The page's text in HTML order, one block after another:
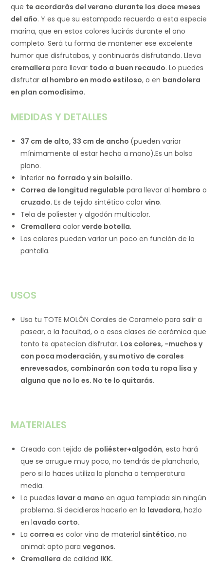
que te acordarás del verano durante los doce meses
del año. Y es que su estampado recuerda a esta especie
marina, que en estos colores lucirás durante el año
completo. Será tu forma de mantener ese excelente
humor que disfrutabas, y continuarás disfrutando. Lleva
cremallera para llevar todo a buen recaudo. Lo puedes
disfrutar al hombro en modo estiloso, o en bandolera
en plan comodísimo.
MEDIDAS Y DETALLES
37 cm de alto, 33 cm de ancho (pueden variar
mínimamente al estar hecha a mano).Es un bolso
plano.
Interior no forrado y sin bolsillo.
Correa de longitud regulable para llevar al hombro o
cruzado. Es de tejido sintético colorvino.
Tela de poliester y algodón multicolor.
Cremallera colorverde botella.
Los colores pueden variar un poco en función de la
pantalla.
USOS
Usa tu TOTE MOLÓN Corales de Caramelo para salir a
pasear, a la facultad, o a esas clases de cerámica que
tanto te apetecían disfrutar. Los colores, -muchos y
con poca moderación, y su motivo de corales
enrevesados, combinarán con toda tu ropa lisa y
alguna que no lo es. No te lo quitarás.
MATERIALES
Creado con tejido de poliéster+algodón, esto hará
que se arrugue muy poco, no tendrás de plancharlo,
pero si lo haces utiliza la plancha a temperatura
media.
Lo puedes lavar a mano en agua templada sin ningún
problema. Si decidieras hacerlo en la lavadora, hazlo
en lavado corto.
La correa es color vino de material sintético, no
animal: apto paraveganos.
Cremallera de calidad IKK.